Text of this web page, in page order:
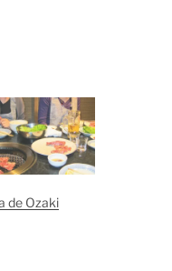
de Ozaki